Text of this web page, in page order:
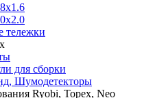
тележки
для сборки
Шумодетекторы
Ryobi, Topex, Neo